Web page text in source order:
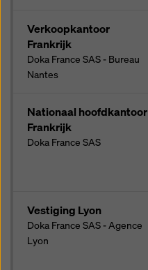
Verkoopkantoor
Frankrijk
Doka France SAS - Bureau
Nantes
Nationaal hoofdkantoor
Frankrijk
Doka France SAS
Vestiging Lyon
Doka France SAS - Agence
Lyon